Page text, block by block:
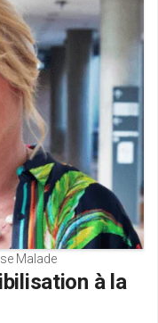
Malade
à la